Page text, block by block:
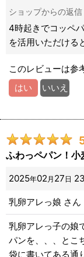
ショップからの返信
4時起きでコッペ
を活用いただける
このレビューは参
はい
いいえ
ふわっペパン！小
2025年02 月 27 日
乳卵アレっ娘 さん
乳卵アレっ子の娘
パンを、、、とこ
袋に書いてある通